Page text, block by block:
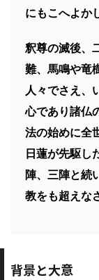
にもこへよか
釈尊の滅後、
難、馬鳴や竜
人々でさえ、
心であり諸仏
法の始めに全
日蓮が先駆し
陣、三陣と続
教をも超えな
背景と大意